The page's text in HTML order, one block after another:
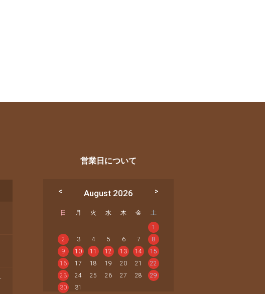
営業日について
August 2026
日 月 火 水 木 金 土
1
2
3 4 5 6 7
8
9
10 11 12 13 14
15
16
17 18 19 20 21
22
23
24 25 26 27 28
29
30
31